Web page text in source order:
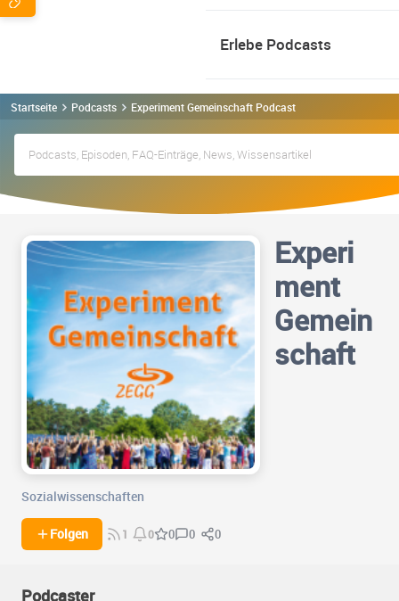
Erlebe Podcasts
Startseite Podcasts Experiment Gemeinschaft Podcast
Experi
ment
Gemein
schaft
Sozialwissenschaften
Folgen 1 0 0 0 0
Podcaster